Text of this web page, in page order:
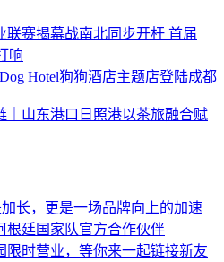
联赛揭幕战南北同步开杆 首届
响
Hotel狗狗酒店主题店登陆成都
｜山东港口日照港以茶旅融合赋
长，更是一场品牌向上的加速
根廷国家队官方合作伙伴
限时营业，等你来一起链接新友